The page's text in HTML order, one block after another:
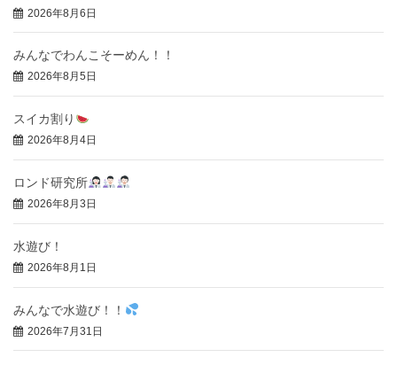
2026年8月6日
みんなでわんこそーめん！！
2026年8月5日
スイカ割り
2026年8月4日
ロンド研究所
2026年8月3日
水遊び！
2026年8月1日
みんなで水遊び！！
2026年7月31日